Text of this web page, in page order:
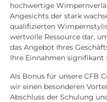
hochwertige
Angesichts der stark
qualifizierten
wertvolle Ressource dar,
das Angebot Ihres
Ihre Einnahmen signifikant
Als Bonus für unsere CFB
wir einen besonderen
Abschluss der Schulung